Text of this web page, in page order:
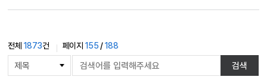
전체 1873건 페이지 155/188
검색